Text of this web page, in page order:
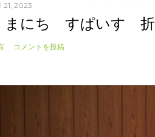
21, 2023
まにち すぱいす 折
コメントを投稿